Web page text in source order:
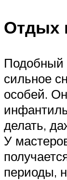
Отдых
Подобный
сильное
особей.
делать,
У
периоды,